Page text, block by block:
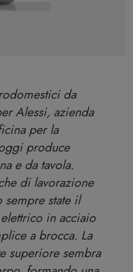
da
Alessi, azienda
per la
produce
e da tavola.
di lavorazione
state il
in acciaio
a brocca. La
superiore sembra